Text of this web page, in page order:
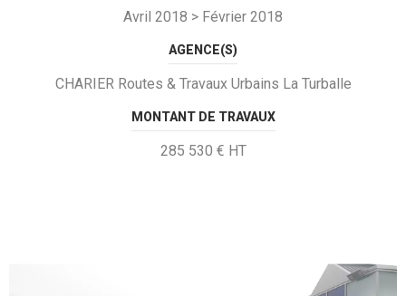
Avril 2018 > Février 2018
AGENCE(S)
CHARIER Routes & Travaux Urbains La Turballe
MONTANT DE TRAVAUX
285 530 € HT